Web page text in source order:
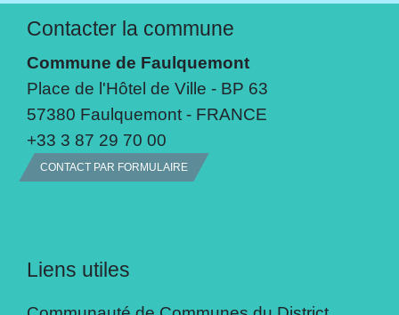
Contacter la commune
Commune de Faulquemont
Place de l'Hôtel de Ville - BP 63
57380 Faulquemont - FRANCE
+33 3 87 29 70 00
CONTACT PAR FORMULAIRE
Liens utiles